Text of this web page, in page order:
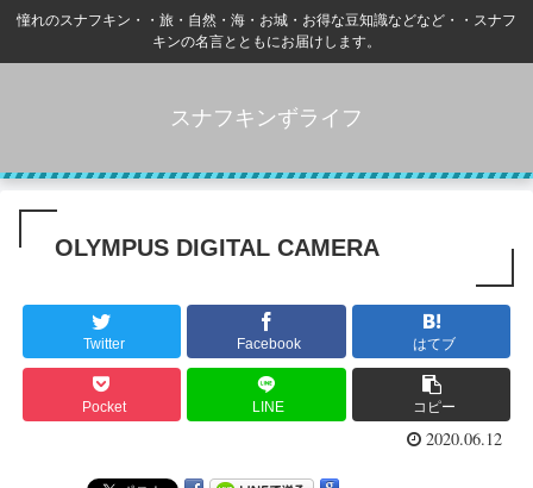
憧れのスナフキン・・旅・自然・海・お城・お得な豆知識などなど・・スナフ
キンの名言とともにお届けします。
スナフキンずライフ
OLYMPUS DIGITAL CAMERA
Twitter Facebook はてブ
Pocket LINE コピー
2020.06.12